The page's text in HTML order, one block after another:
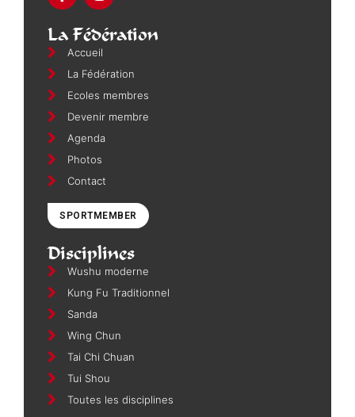
La Fédération
Accueil
La Fédération
Ecoles membres
Devenir membre
Agenda
Photos
Contact
SPORTMEMBER
Disciplines
Wushu moderne
Kung Fu Traditionnel
Sanda
Wing Chun
Tai Chi Chuan
Tui Shou
Toutes les disciplines